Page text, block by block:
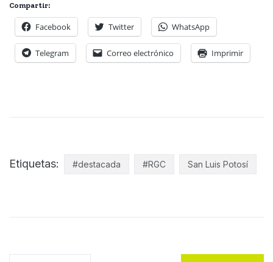
Compartir:
Facebook Twitter WhatsApp
Telegram Correo electrónico Imprimir
Etiquetas: #destacada #RGC San Luis Potosí